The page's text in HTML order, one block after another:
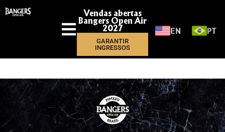
Vendas abertas
Bangers Open Air
2027
GARANTIR
INGRESSOS
EN PT